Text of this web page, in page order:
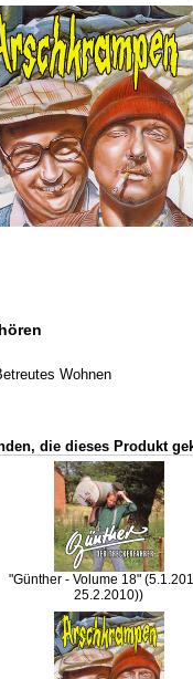
Wohnen
die dieses Produkt
"Günther - Volume 18"
25.2.2010))